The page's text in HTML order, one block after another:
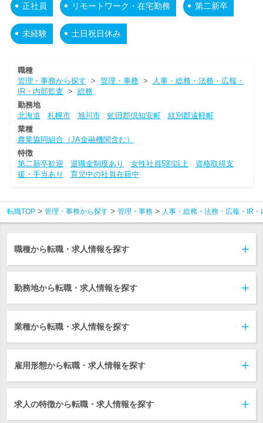
正社員 リモートワーク・在宅勤務 第二新卒
未経験 土日祝日休み
職種
管理・事務から探す > 管理・事務>
人事・総務・法務・広報・
IR・内部監査 > 総務
勤務地
北海道
札幌市 旭川市 虻田郡倶知安町
紋別郡遠軽町
業種
農業協同組合（JA金融機関含む）
特徴
第二新卒歓迎
退職金制度あり 女性社員5割以上
資格取得支
援・手当あり
育児中の社員在籍中
転職TOP 管理・事務から探す 管理・事務 人事・総務・法務・広報・IR・
職種から転職・求人情報を探す
勤務地から転職・求人情報を探す
業種から転職・求人情報を探す
雇用形態から転職・求人情報を探す
求人の特徴から転職・求人情報を探す